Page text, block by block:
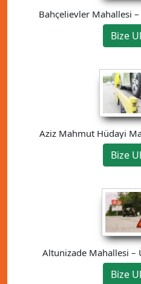
Bahçelievler Mahallesi –
Bize
Aziz Mahmut Hüdayi
Bize
Altunizade Mahallesi –
Bize